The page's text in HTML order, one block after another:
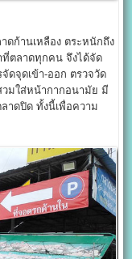
ดก้านเหลือง ตระหนักถึง
ตลาดทุกคน จึงได้จัด
ดจุดเข้า-ออก ตรวจวัด
มใส่หน้ากากอนามัย มี
าดปิด ทั้งนี้เพื่อความ